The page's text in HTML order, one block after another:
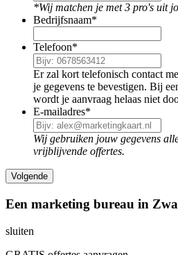
*Wij matchen je met 3 pro's uit
Bedrijfsnaam*
Telefoon*
Er zal kort telefonisch contact
je gegevens te bevestigen. Bij
wordt je aanvraag helaas niet
E-mailadres*
Wij gebruiken jouw gegevens
vrijblijvende offertes.
Een marketing bureau in
sluiten